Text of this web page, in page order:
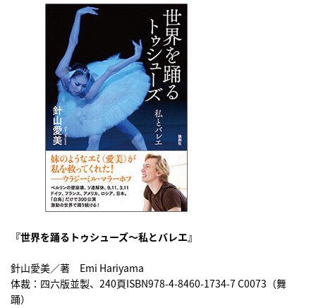
『世界を踊るトゥシューズ〜私とバレエ』
針山愛美／著 Emi Hariyama
体裁：四六版並製、240頁ISBN978-4-8460-1734-7 C0073（舞
踊）